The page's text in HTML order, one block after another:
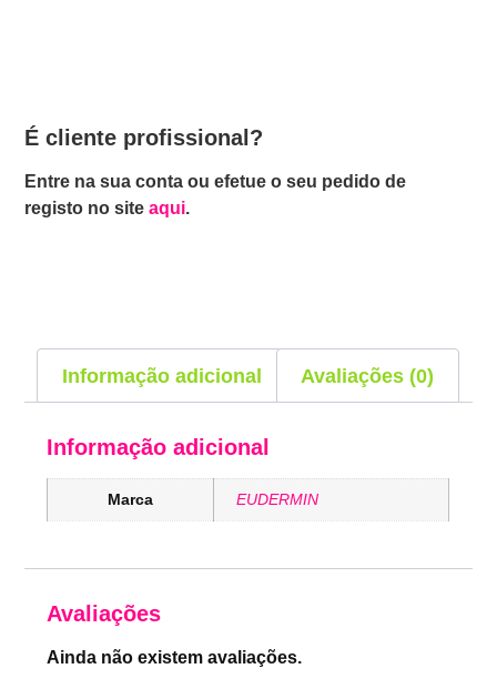
É cliente profissional?
Entre na sua conta ou efetue o seu pedido de
registo no siteaqui.
Informação adicional Avaliações (0)
Informação adicional
Marca EUDERMIN
Avaliações
Ainda não existem avaliações.